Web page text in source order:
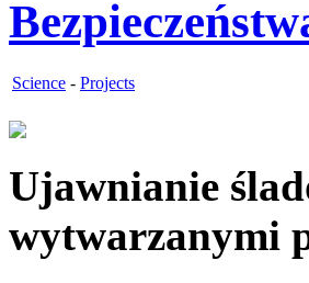
Science - Projects
Ujawnianie
wytwarzanymi